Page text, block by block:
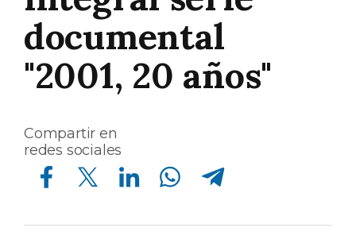
documental
"2001, 20 años"
Compartir en
redes sociales
Compartir en Facebook Compartir en Twitter Compartir en Linkedin Compartir en Whatsapp Compartir en Telegram